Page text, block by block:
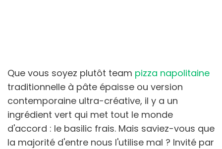
Que vous soyez plutôt team pizza napolitaine
traditionnelle à pâte épaisse ou version
contemporaine ultra-créative, il y a un
ingrédient vert qui met tout le monde
d'accord : le basilic frais. Mais saviez-vous que
la majorité d'entre nous l'utilise mal ? Invité par